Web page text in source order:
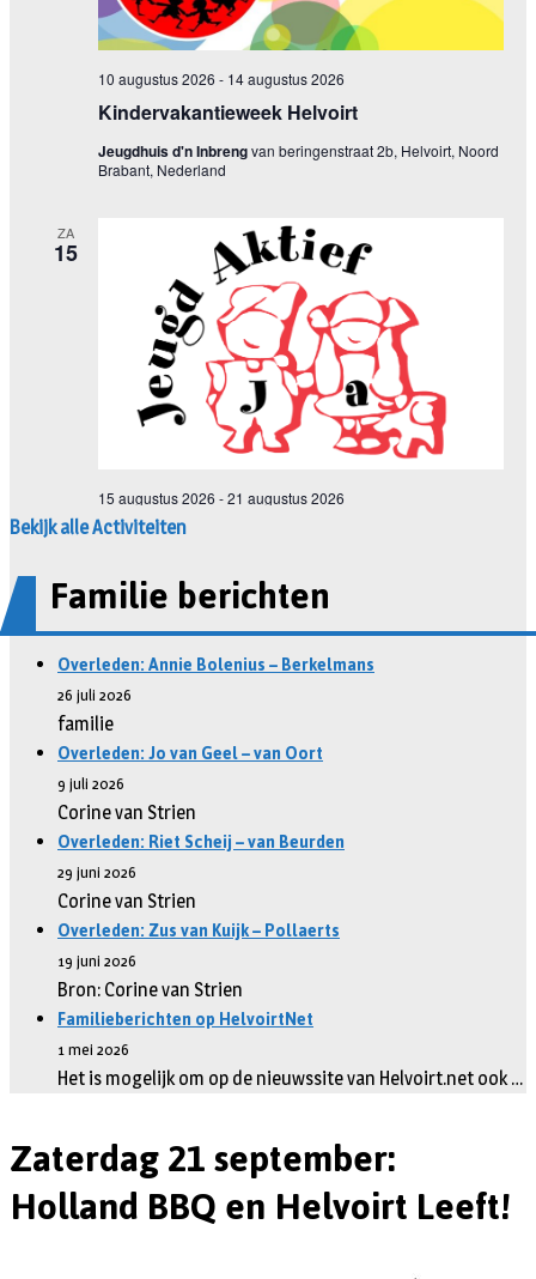
Bekijk alle Activiteiten
Familie berichten
Overleden: Annie Bolenius – Berkelmans
26 juli 2026
familie
Overleden: Jo van Geel – van Oort
9 juli 2026
Corine van Strien
Overleden: Riet Scheij – van Beurden
29 juni 2026
Corine van Strien
Overleden: Zus van Kuijk – Pollaerts
19 juni 2026
Bron: Corine van Strien
Familieberichten op HelvoirtNet
1 mei 2026
Het is mogelijk om op de nieuwssite van Helvoirt.net ook …
Zaterdag 21 september:
Holland BBQ en Helvoirt Leeft!